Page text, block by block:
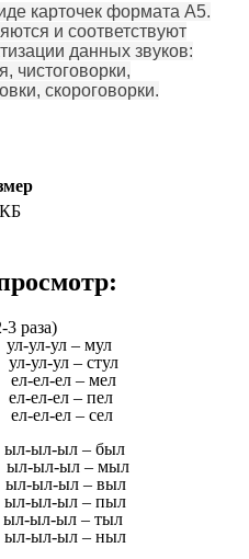
карточек формата А5.
и соответствуют
данных звуков:
чистоговорки,
скороговорки.
раза)
ул – мул
ул – стул
ел – мел
ел – пел
ел – сел
ыл – был
ыл – мыл
ыл – выл
ыл – пыл
ыл – тыл
ыл – ныл